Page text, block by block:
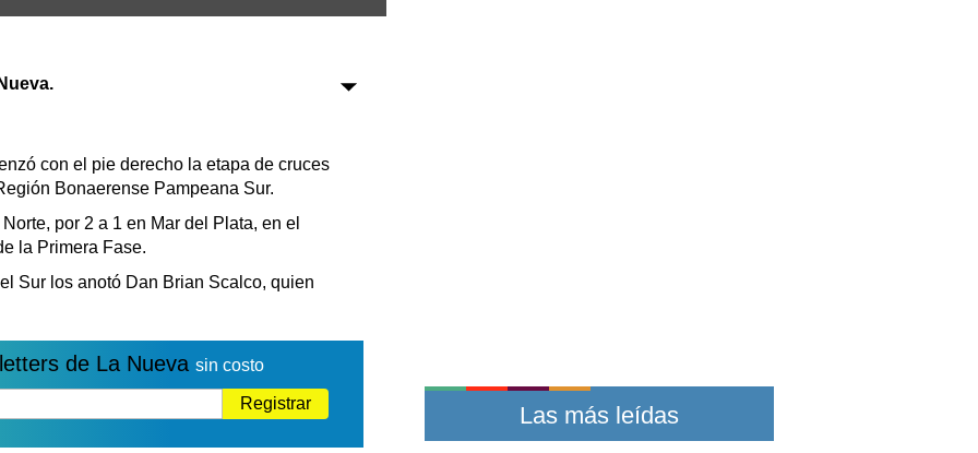
Farmacias
Transportes
Loterías
Datos Útiles
Fúnebres
con el pie derecho la etapa de cruces
Bonaerense Pampeana Sur.
por 2 a 1 en Mar del Plata, en el
la Primera Fase.
Sur los anotó Dan Brian Scalco, quien
de La Nueva sin costo
Registrar Las más leídas